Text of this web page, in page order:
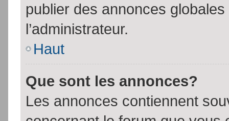
publier des annonces
l’administrateur.
Haut
Que sont les annonces?
Les annonces contiennent